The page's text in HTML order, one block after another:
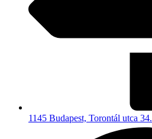
1145 Budapest, Torontál utca 34.